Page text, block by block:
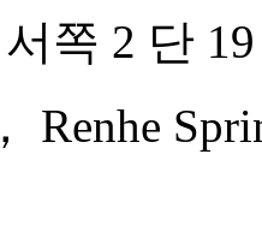
쪽 2 단
Renhe